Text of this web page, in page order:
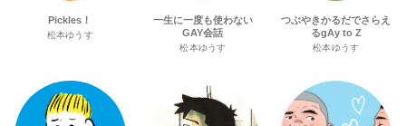
Pickles！
松本ゆうす
一生に一度も使わない
GAY会話
松本ゆうす
つぶやきかるだでさらえ
るgAy to Z
松本ゆうす